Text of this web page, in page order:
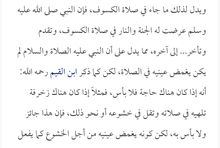
ويدل لذلك ما جاء في صلاة الكسوف، فإن النبي صلى الله عليه
وسلم عرضت له الجنة والنار في صلاة الكسوف، وتقدم
وتأخر... إلى آخره، مما يدل على أن النبي عليه الصلاة والسلام لم
يكن يغمض عينيه في الصلاة، لكن كما ذكرابن القيمرحمه الله:
أنه إذا كان هناك حاجة فلا بأس، فمثلاً إذا كان هناك زخرفة
تلهيه في صلاته وتقل في خشوعه أو نحو ذلك، فإن هذا جائز
ولا بأس به، لكن كونه يغمض عينيه من أجل الخشوع كما يفعل